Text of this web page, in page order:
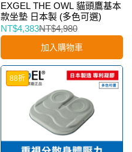
EXGEL THE OWL 貓頭鷹基本
款坐墊 日本製 (多色可選)
NT$4,383NT$4,980
加入購物車
88折